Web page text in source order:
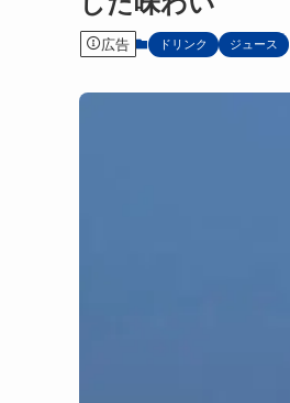
広告 ドリンク ジュース